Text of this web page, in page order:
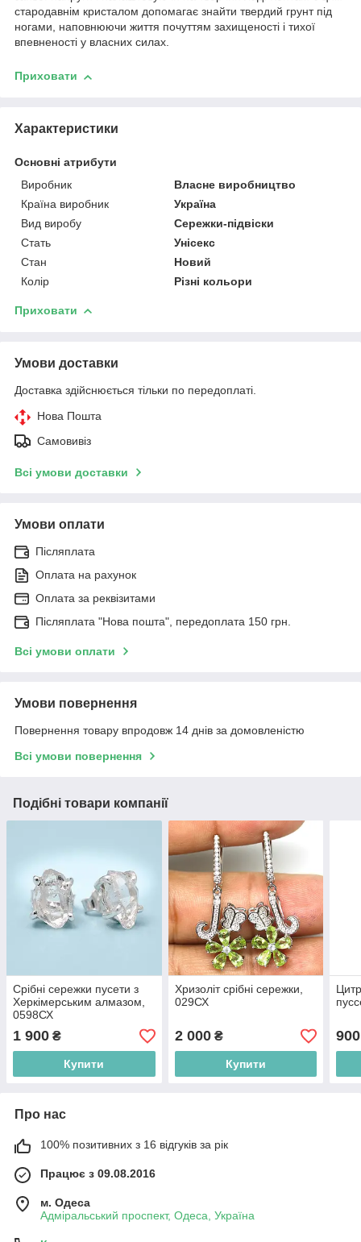
стародавнім кристалом допомагає знайти твердий грунт під
ногами, наповнюючи життя почуттям захищеності і тихої
впевненості у власних силах.
Приховати
Характеристики
Основні атрибути
Виробник
Власне виробництво
Країна виробник
Україна
Вид виробу
Сережки-підвіски
Стать
Унісекс
Стан
Новий
Колір
Різні кольори
Приховати
Умови доставки
Доставка здійснюється тільки по передоплаті.
Нова Пошта
Самовивіз
Всі умови доставки
Умови оплати
Післяплата
Оплата на рахунок
Оплата за реквізитами
Післяплата "Нова пошта", передоплата 150 грн.
Всі умови оплати
Умови повернення
Повернення товару впродовж 14 днів за домовленістю
Всі умови повернення
Подібні товари компанії
Срібні сережки пусети з
Херкімерським алмазом,
0598СХ
1 900 ₴
Купити
Хризоліт срібні сережки,
029СХ
2 000₴
Купити
900
Про нас
100% позитивних з 16 відгуків за рік
Працює з 09.08.2016
м. Одеса
Адміральський проспект, Одеса, Україна